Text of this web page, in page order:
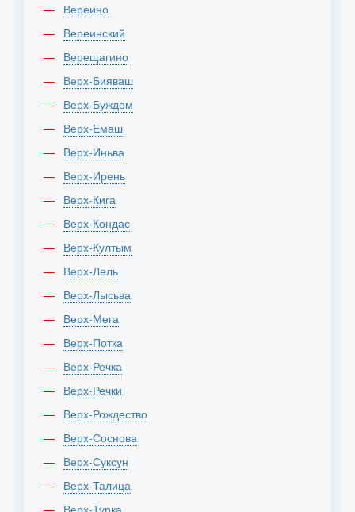
Вереино
Вереинский
Верещагино
Верх-Бияваш
Верх-Буждом
Верх-Емаш
Верх-Иньва
Верх-Ирень
Верх-Кига
Верх-Кондас
Верх-Култым
Верх-Лель
Верх-Лысьва
Верх-Мега
Верх-Потка
Верх-Речка
Верх-Речки
Верх-Рождество
Верх-Соснова
Верх-Суксун
Верх-Талица
Верх-Турка